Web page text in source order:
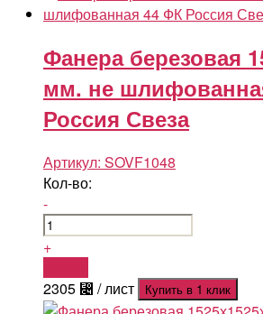
Фанера березовая
мм. не
Россия Свеза
Артикул: SOVF1048
Кол-во:
-
+
2305 ⃄ / лист Купить в 1 клик